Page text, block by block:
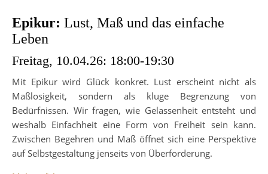
Epikur: Lust, Maß und das einfache
Leben
Freitag, 10.04.26: 18:00-19:30
Mit Epikur wird Glück konkret. Lust erscheint nicht als
Maßlosigkeit, sondern als kluge Begrenzung von
Bedürfnissen. Wir fragen, wie Gelassenheit entsteht und
weshalb Einfachheit eine Form von Freiheit sein kann.
Zwischen Begehren und Maß öffnet sich eine Perspektive
auf Selbstgestaltung jenseits von Überforderung.